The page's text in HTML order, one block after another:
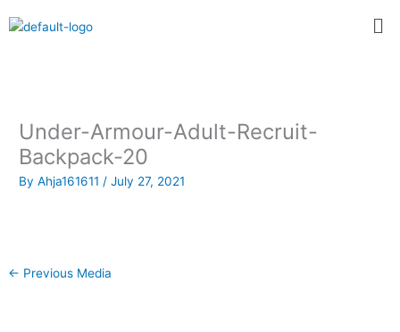
to
Under-Armour-Adult-Recruit-
Backpack-20
ByAhja161611/July 27, 2021
← Previous Media